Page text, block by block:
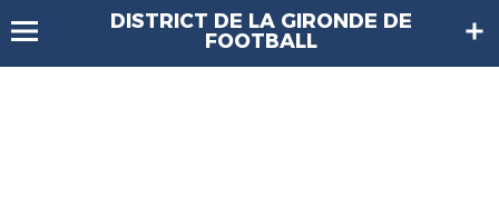
DISTRICT DE LA GIRONDE DE
FOOTBALL